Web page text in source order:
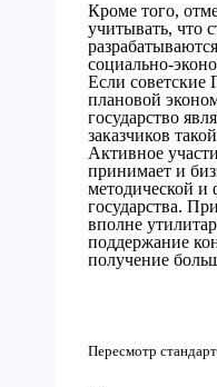
Кроме того,
учитывать, что
социально-
Если
плановой
государство
заказчиков
Активное
принимает и
методической и
государства.
вполне
поддержание
получение
Пересмотр